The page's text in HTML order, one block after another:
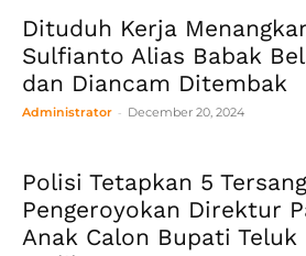
Dituduh Kerja
Sulfianto Alias Babak
dan Diancam Ditembak
Administrator - December 20, 2024
Polisi Tetapkan 5
Pengeroyokan Direktur
Anak Calon Bupati